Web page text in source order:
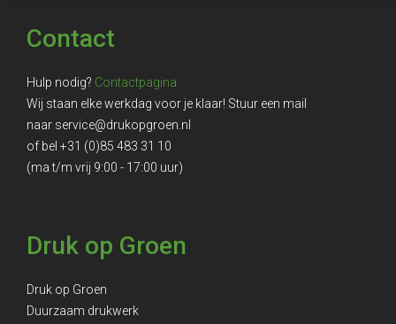
Contact
Hulp nodig? Contactpagina
Wij staan elke werkdag voor je klaar! Stuur een mail
naar service@drukopgroen.nl
of bel +31 (0)85 483 31 10
(ma t/m vrij 9:00 - 17:00 uur)
Druk op Groen
Druk op Groen
Duurzaam drukwerk